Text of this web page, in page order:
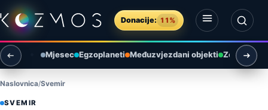
Preskoči na sadržaj
Donacije: 11%
Otvori izbornik
Otvori pretragu
Mjesec Egzoplaneti Međuzvjezdani objekti Zemlja i
Naslovnica Svemir
SVEMIR